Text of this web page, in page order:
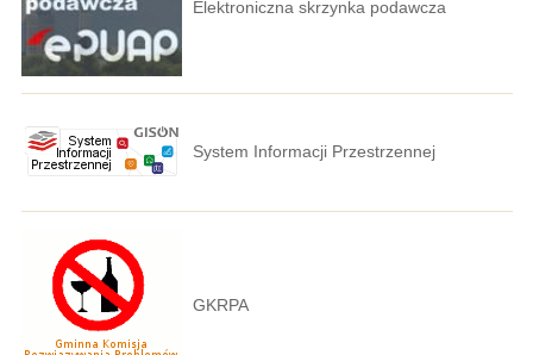
Elektroniczna skrzynka podawcza
System Informacji Przestrzennej
GKRPA